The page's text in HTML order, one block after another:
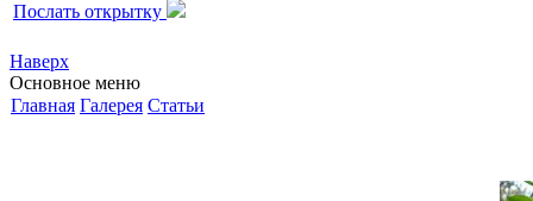
Послать открытку
Наверх
Основное меню
Главная Галерея Статьи